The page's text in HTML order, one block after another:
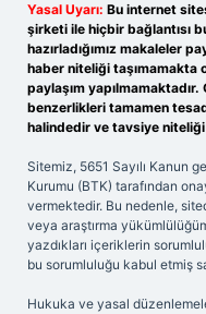
Yasal Uyarı: Bu internet
şirketi ile hiçbir bağlantısı
hazırladığımız makaleler
haber niteliği taşımamakta
paylaşım
benzerlikleri tamamen
halindedir ve tavsiye niteliği
Sitemiz, 5651 Sayılı Kanun
Kurumu (BTK) tarafından
vermektedir. Bu nedenle,
veya araştırma
yazdıkları içeriklerin
bu sorumluluğu kabul etmiş
Hukuka ve yasal